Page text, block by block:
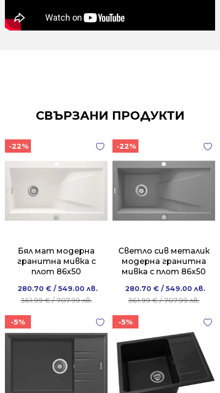
СВЪРЗАНИ ПРОДУКТИ
-22%
Бял мат модерна
гранитна мивка с
плот 86x50
361.99€/ 707.99 лв.
Original
price
/
280.70 € / 549.00 лв.
Current
price
/
-22%
Светло сив металик
модерна гранитна
мивка с плот 86x50
361.99€/ 707.99 лв.
Original
price
/
707.99 лв..
280.70 € / 549.00 лв.
Current
price
/
549.00 лв..
-5% -5%